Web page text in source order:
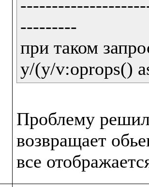
---------
при таком
y/(y/v:oprops()
Проблему
возвращает